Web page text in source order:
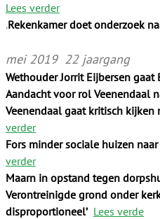
Lees verder
.Rekenkamer doet onderzoek
mei 2019 22 jaargang
Wethouder Jorrit Eijbersen
Aandacht voor rol Veenendaal
Veenendaal gaat kritisch kijken
verder
Fors minder sociale huizen
verder
Maarn in opstand tegen
Verontreinigde grond onder
disproportioneel’ Lees verde